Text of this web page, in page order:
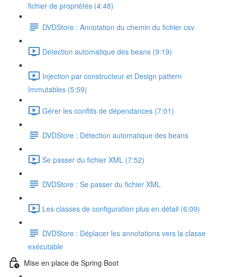
fichier de propriétés (4:48)
DVDStore : Annotation du chemin du fichier csv
Détection automatique des beans (9:19)
Injection par constructeur et Design pattern
Immutables (5:59)
Gérer les conflits de dépendances (7:01)
DVDStore : Détection automatique des beans
Se passer du fichier XML (7:52)
DVDStore : Se passer du fichier XML
Les classes de configuration plus en détail (6:09)
DVDStore : Déplacer les annotations vers la classe
exécutable
Mise en place de Spring Boot